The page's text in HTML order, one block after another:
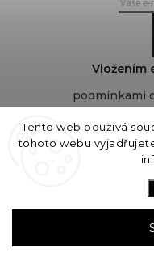
Tento web používá
tohoto webu
Vložením
podmínkami
Upravit